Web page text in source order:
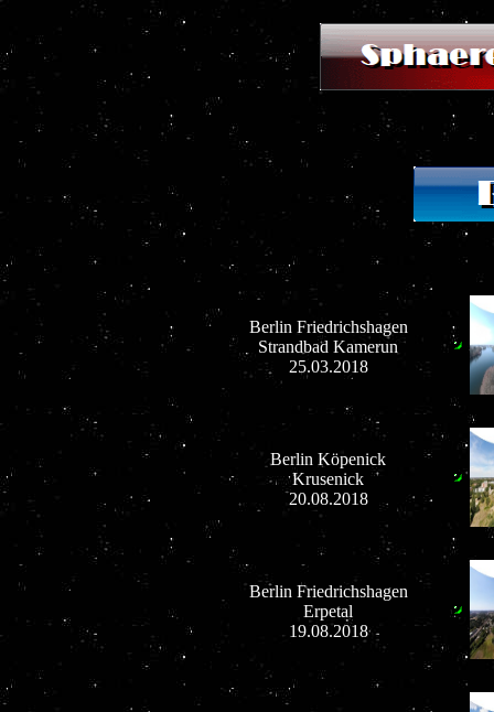
Berlin Friedrichshagen
Strandbad Kamerun
25.03.2018
Berlin Köpenick
Krusenick
20.08.2018
Berlin Friedrichshagen
Erpetal
19.08.2018